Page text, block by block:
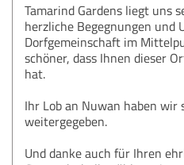
Tamarind Gardens liegt uns
herzliche Begegnungen und
Dorfgemeinschaft im
schöner, dass Ihnen dieser
hat.
Ihr Lob an Nuwan haben wir
weitergegeben.
Und danke auch für Ihren